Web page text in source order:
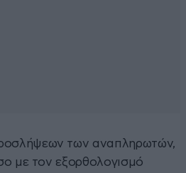
των αναπληρωτών,
με τον εξορθολογισμό